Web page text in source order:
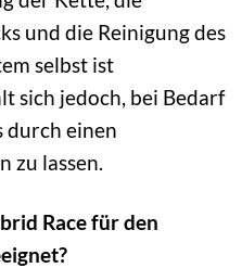
und die Reinigung des
selbst ist
sich jedoch, bei Bedarf
durch einen
zu lassen.
Race für den